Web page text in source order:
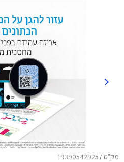
מק"ט 193905429257